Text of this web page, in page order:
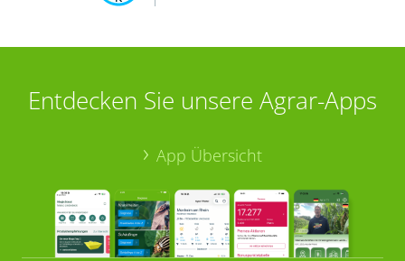
Entdecken Sie unsere Agrar-Apps
App Übersicht